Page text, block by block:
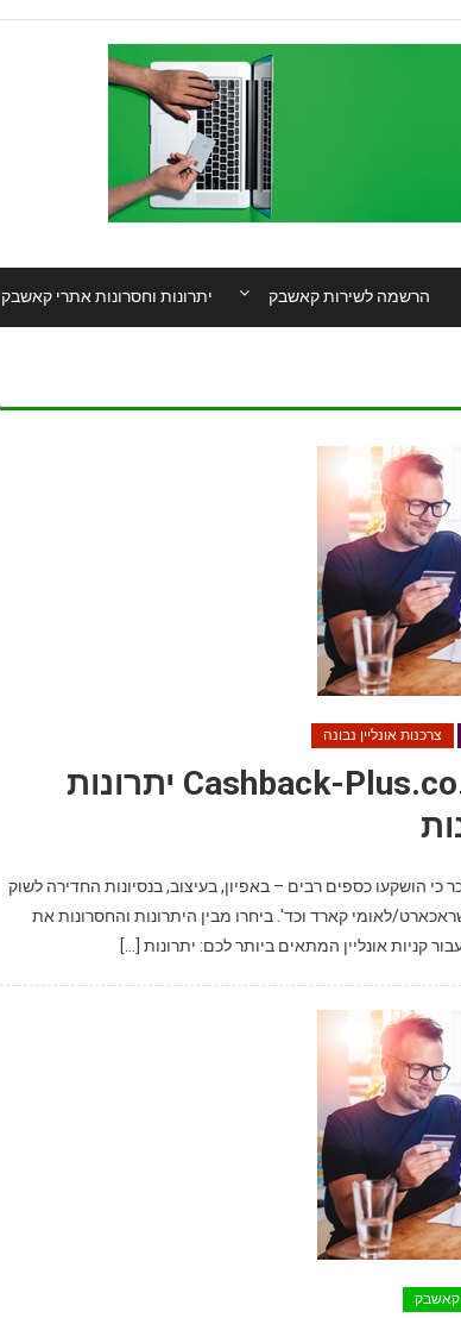
יתרונות וחסרונות אתרי קאשבק הרשמה לשירות קאשבק
צרכנות אונליין נבונה
Pros & Cons קאשבק-פלוס / Cashback-Plus.co.il יתרונות
הושקעו כספים רבים – באפיון, בעיצוב, בנסיונות החדירה לשוק
לאומי קארד וכד'. ביחרו מבין היתרונות והחסרונות את
קניות אונליין המתאים ביותר לכם: יתרונות […]
קאשבק